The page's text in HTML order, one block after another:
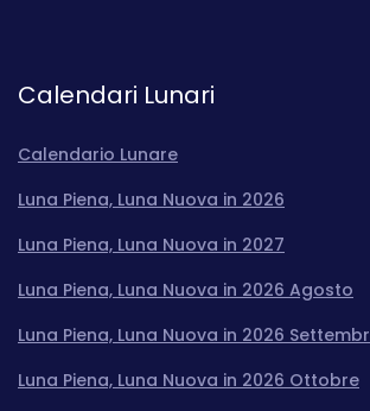
Calendari Lunari
Calendario Lunare
Luna Piena, Luna Nuova in 2026
Luna Piena, Luna Nuova in 2027
Luna Piena, Luna Nuova in 2026 Agosto
Luna Piena, Luna Nuova in 2026
Luna Piena, Luna Nuova in 2026 Ottobre